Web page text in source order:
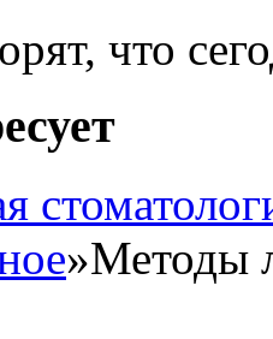
что
»Методы